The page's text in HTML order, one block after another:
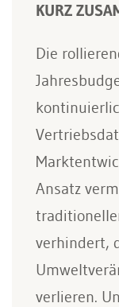
KURZ
Die
Ansatz
verhindert,
verlieren.